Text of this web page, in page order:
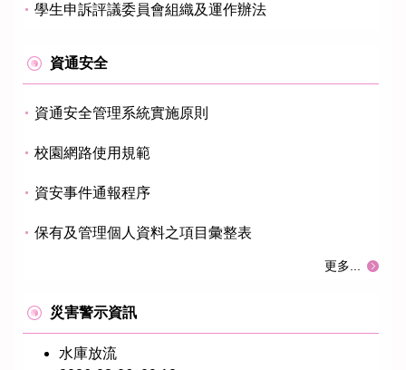
學生申訴評議委員會組織及運作辦法
資通安全
資通安全管理系統實施原則
校園網路使用規範
資安事件通報程序
保有及管理個人資料之項目彙整表
更多...
災害警示資訊
水庫放流